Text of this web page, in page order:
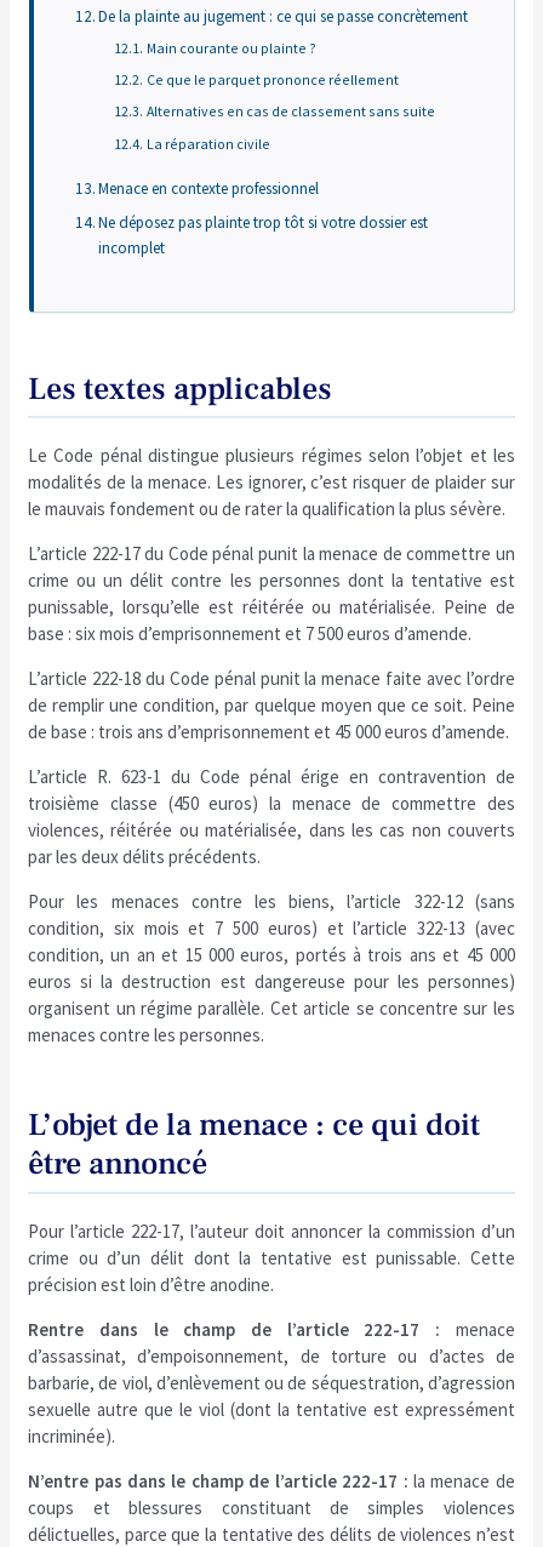
De la plainte au jugement : ce qui se passe concrètement
Main courante ou plainte ?
Ce que le parquet prononce réellement
Alternatives en cas de classement sans suite
La réparation civile
Menace en contexte professionnel
Ne déposez pas plainte trop tôt si votre dossier est
incomplet
Les textes applicables
Le Code pénal distingue plusieurs régimes selon l’objet et les
modalités de la menace. Les ignorer, c’est risquer de plaider sur
le mauvais fondement ou de rater la qualification la plus sévère.
L’article 222-17 du Code pénal punit la menace de commettre un
crime ou un délit contre les personnes dont la tentative est
punissable, lorsqu’elle est réitérée ou matérialisée. Peine de
base : six mois d’emprisonnement et 7 500 euros d’amende.
L’article 222-18 du Code pénal punit la menace faite avec l’ordre
de remplir une condition, par quelque moyen que ce soit. Peine
de base : trois ans d’emprisonnement et 45 000 euros d’amende.
L’article R. 623-1 du Code pénal érige en contravention de
troisième classe (450 euros) la menace de commettre des
violences, réitérée ou matérialisée, dans les cas non couverts
par les deux délits précédents.
Pour les menaces contre les biens, l’article 322-12 (sans
condition, six mois et 7 500 euros) et l’article 322-13 (avec
condition, un an et 15 000 euros, portés à trois ans et 45 000
euros si la destruction est dangereuse pour les personnes)
organisent un régime parallèle. Cet article se concentre sur les
menaces contre les personnes.
L’objet de la menace : ce qui doit
être annoncé
Pour l’article 222-17, l’auteur doit annoncer la commission d’un
crime ou d’un délit dont la tentative est punissable. Cette
précision est loin d’être anodine.
Rentre dans le champ de l’article 222-17 : menace
d’assassinat, d’empoisonnement, de torture ou d’actes de
barbarie, de viol, d’enlèvement ou de séquestration, d’agression
sexuelle autre que le viol (dont la tentative est expressément
incriminée).
N’entre pas dans le champ de l’article 222-17 : la menace de
coups et blessures constituant de simples violences
délictuelles, parce que la tentative des délits de violences n’est